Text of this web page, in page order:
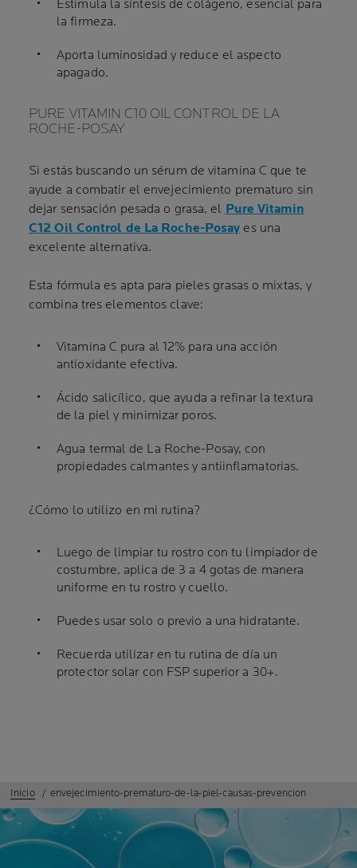
Estimula la síntesis de colágeno, esencial para
la firmeza.
Aporta luminosidad y reduce el aspecto
apagado.
PURE VITAMIN C10 OIL CONTROL DE LA
ROCHE-POSAY
Si estás buscando un sérum de vitamina C que te
ayude a combatir el envejecimiento prematuro sin
dejar sensación pesada o grasa, el Pure Vitamin
C12 Oil Control de La Roche-Posay es una
excelente alternativa.
Esta fórmula es apta para pieles grasas o mixtas, y
combina tres elementos clave:
Vitamina C pura al 12% para una acción
antioxidante efectiva.
Ácido salicílico, que ayuda a refinar la textura
de la piel y minimizar poros.
Agua termal de La Roche-Posay, con
propiedades calmantes y antiinflamatorias.
¿Cómo lo utilizo en mi rutina?
Luego de limpiar tu rostro con tu limpiador de
costumbre, aplica de 3 a 4 gotas de manera
uniforme en tu rostro y cuello.
Puedes usar solo o previo a una hidratante.
Recuerda utilizar en tu rutina de día un
protector solar con FSP superior a 30+.
Inicio envejecimiento-prematuro-de-la-piel-causas-prevencion